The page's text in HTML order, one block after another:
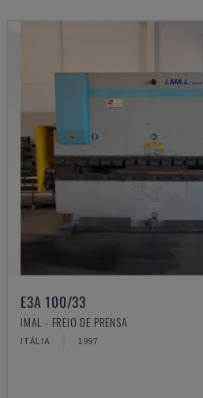
E3A 100/33
IMAL - FREIO DE PRENSA
ITÁLIA 1997